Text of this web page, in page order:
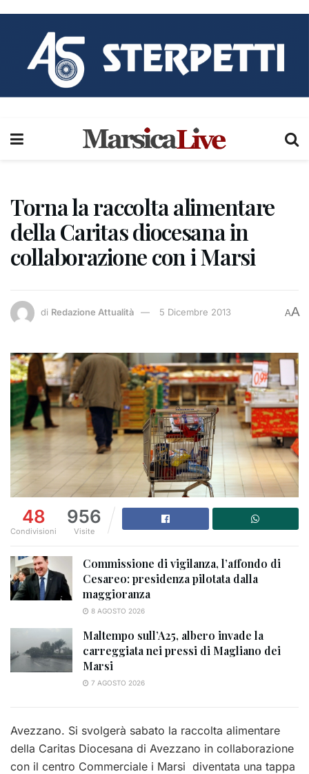
Torna la raccolta alimentare
della Caritas diocesana in
collaborazione con i Marsi
di Redazione Attualità 5 Dicembre 2013 AA
48
Condivisioni
956
Visite
Commissione di vigilanza, l’affondo di
Cesareo: presidenza pilotata dalla
maggioranza
8 AGOSTO 2026
Maltempo sull’A25, albero invade la
carreggiata nei pressi di Magliano dei
Marsi
7 AGOSTO 2026
Avezzano. Si svolgerà sabato la raccolta alimentare
della Caritas Diocesana di Avezzano in collaborazione
con il centro Commerciale i Marsi diventata una tappa